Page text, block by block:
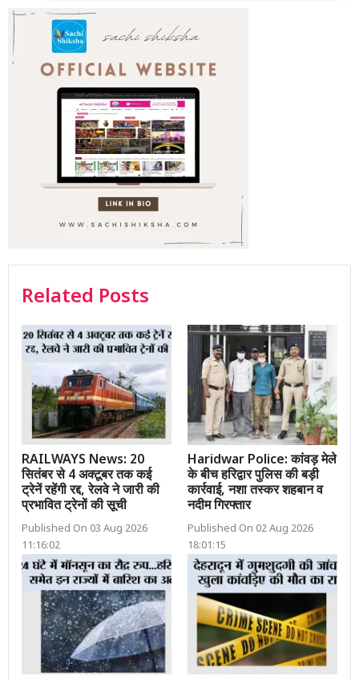
Related Posts
RAILWAYS News: 20
सितंबर से 4 अक्टूबर तक कई
ट्रेनें रहेंगी रद्द, रेलवे ने जारी की
प्रभावित ट्रेनों की सूची
Published On 03 Aug 2026
11:16:02
Haridwar Police: कांवड़ मेले
के बीच हरिद्वार पुलिस की बड़ी
कार्रवाई, नशा तस्कर शहबान व
नदीम गिरफ्तार
Published On 02 Aug 2026
18:01:15